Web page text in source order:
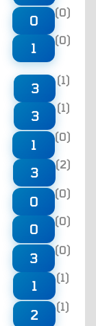
0
(0)
1
(0)
3
(1)
3
(1)
1
(0)
3
(2)
0
(0)
0
(0)
3
(0)
1
(1)
2
(1)